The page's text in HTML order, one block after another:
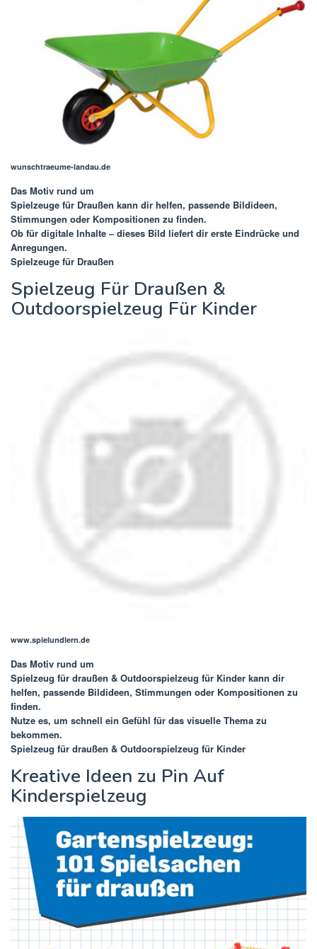
wunschtraeume-landau.de
Das Motiv rund um
Spielzeuge für Draußen kann dir helfen, passende Bildideen,
Stimmungen oder Kompositionen zu finden.
Ob für digitale Inhalte – dieses Bild liefert dir erste Eindrücke und
Anregungen.
Spielzeuge für Draußen
Spielzeug Für Draußen &
Outdoorspielzeug Für Kinder
www.spielundlern.de
Das Motiv rund um
Spielzeug für draußen & Outdoorspielzeug für Kinder kann dir
helfen, passende Bildideen, Stimmungen oder Kompositionen zu
finden.
Nutze es, um schnell ein Gefühl für das visuelle Thema zu
bekommen.
Spielzeug für draußen & Outdoorspielzeug für Kinder
Kreative Ideen zu Pin Auf
Kinderspielzeug